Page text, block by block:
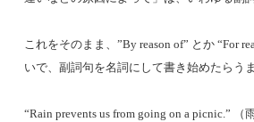
これをそのまま、”By reason of” とか “For
いで、副詞句を名詞にして書き始めたらう
“Rain prevents us from going on a picnic.” （